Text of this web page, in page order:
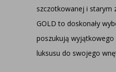
szczotkowanej i starym
GOLD to doskonały
poszukują
luksusu do swojego